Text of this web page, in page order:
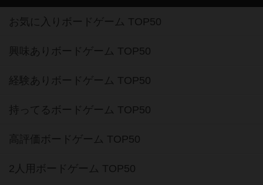
お気に入りボードゲーム TOP50
興味ありボードゲーム TOP50
経験ありボードゲーム TOP50
持ってるボードゲーム TOP50
高評価ボードゲーム TOP50
2人用ボードゲーム TOP50